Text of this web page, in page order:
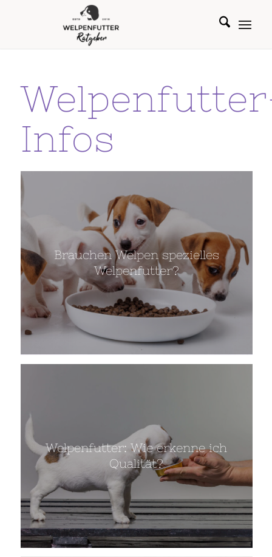
Infos
Brauchen Welpen spezielles
Welpenfutter?
Welpenfutter: Wie erkenne ich
Qualität?